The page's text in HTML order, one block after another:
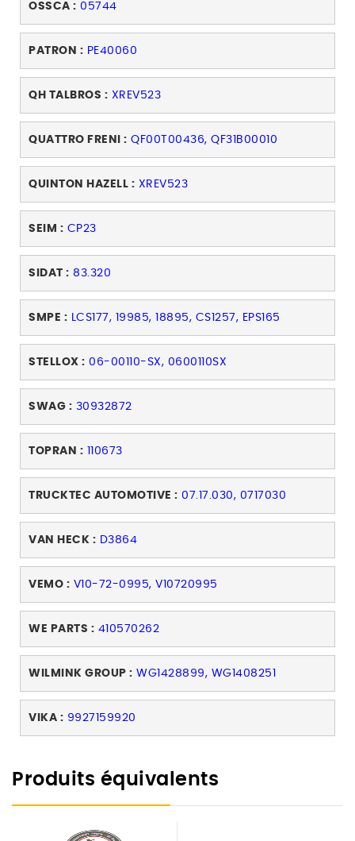
OSSCA : 05744
PATRON : PE40060
QH TALBROS : XREV523
QUATTRO FRENI : QF00T00436, QF31B00010
QUINTON HAZELL : XREV523
SEIM : CP23
SIDAT : 83.320
SMPE : LCS177, 19985, 18895, CS1257, EPS165
STELLOX : 06-00110-SX, 0600110SX
SWAG : 30932872
TOPRAN : 110673
TRUCKTEC AUTOMOTIVE : 07.17.030, 0717030
VAN HECK : D3864
VEMO : V10-72-0995, V10720995
WE PARTS : 410570262
WILMINK GROUP : WG1428899, WG1408251
VIKA : 9927159920
Produits équivalents